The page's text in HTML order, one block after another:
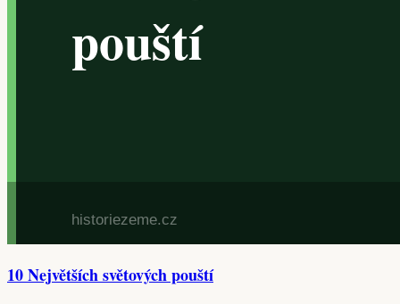
10 Největších světových pouští